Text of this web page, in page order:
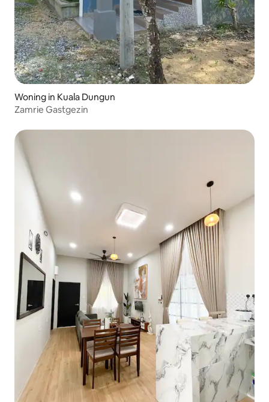
Woning in Kuala Dungun
Zamrie Gastgezin